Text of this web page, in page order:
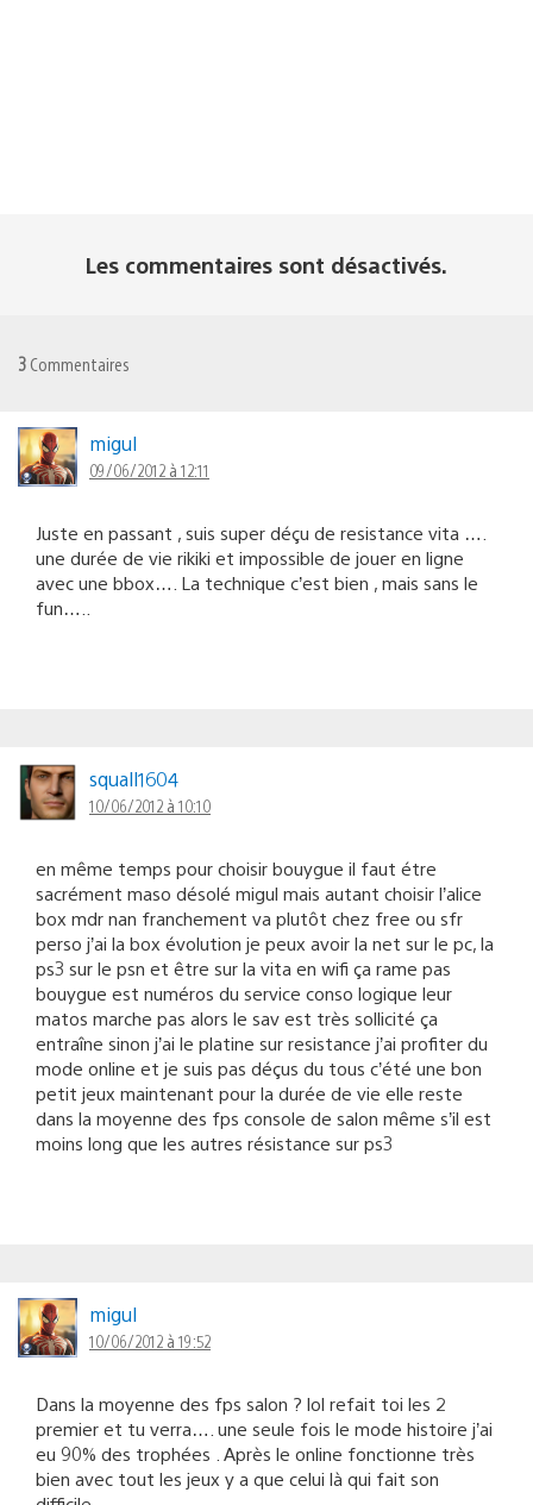
Les commentaires sont désactivés.
3 Commentaires
migul
09/06/2012 à 12:11
Juste en passant , suis super déçu de resistance vita ….
une durée de vie rikiki et impossible de jouer en ligne
avec une bbox…. La technique c’est bien , mais sans le
fun…..
squall1604
10/06/2012 à 10:10
en même temps pour choisir bouygue il faut étre
sacrément maso désolé migul mais autant choisir l’alice
box mdr nan franchement va plutôt chez free ou sfr
perso j’ai la box évolution je peux avoir la net sur le pc, la
ps3 sur le psn et être sur la vita en wifi ça rame pas
bouygue est numéros du service conso logique leur
matos marche pas alors le sav est très sollicité ça
entraîne sinon j’ai le platine sur resistance j’ai profiter du
mode online et je suis pas déçus du tous c’été une bon
petit jeux maintenant pour la durée de vie elle reste
dans la moyenne des fps console de salon même s’il est
moins long que les autres résistance sur ps3
migul
10/06/2012 à 19:52
Dans la moyenne des fps salon ? lol refait toi les 2
premier et tu verra…. une seule fois le mode histoire j’ai
eu 90% des trophées . Après le online fonctionne très
bien avec tout les jeux y a que celui là qui fait son